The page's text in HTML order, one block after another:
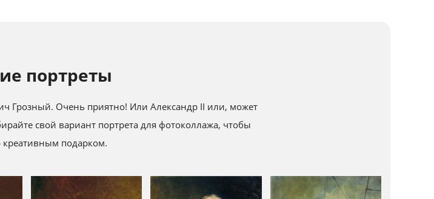
портреты
Грозный. Очень приятно! Или Александр II или, может
свой вариант портрета для фотоколлажа, чтобы
креативным подарком.